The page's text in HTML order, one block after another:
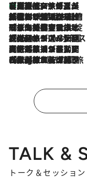
2026.8.7
【厳選旅コスメ】「多機能アイテムがメイン！」旅好き美容エディターが選んだ夏旅ベストコスメを発表【Mサイズジップ】
2026.8.6
「荷物が増えるほど旅ストレスは増す」美容ジャーナリストがたどり着いた最終結論。“化粧品を劇的に減らす”感動の凝縮美容とは
2026.8.6
「旅先には金髪ウィッグを持参」日本と同じメイクでは損してる!? 美容ジャーナリストが提案する“掟破りの旅美容”とは
2026.8.6
【厳選旅コスメ】「身軽さ＆UV対策重視！」ヘアアーティストshucoが選んだ夏旅ベストコスメを発表【Mサイズジップ】
2026.8.5
【厳選旅コスメ】国内をあちこち移動する河井菜摘が選んだ夏旅ベストコスメ発表！「リラックスアイテムはマスト」【Mサイズジップ】
2026.8.4
【厳選旅コスメ】「紫外線＆乾燥対策しながらメイク感も！」ヘア＆メイクGeorgeが選んだ夏旅ベストコスメを発表！【Mサイズジップ】
TALK &
トーク＆セッション